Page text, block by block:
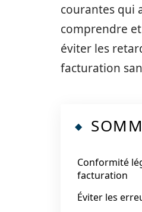
courantes qui
comprendre
éviter les
facturation
Conformité
facturation
Éviter les